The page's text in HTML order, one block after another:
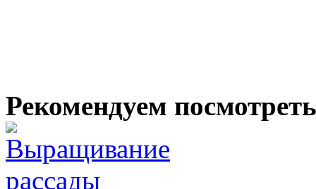
Рекомендуем посмотреть